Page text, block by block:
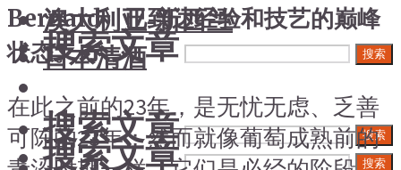
搜索文章 搜索
搜索文章 搜索
澳大利亚-新西兰
日本清酒
搜索文章 搜索
Bernard）已到达经验和技艺的巅峰
状态。
在此之前的23年，是无忧无虑、乏善
可陈的23年；然而就像葡萄成熟前的